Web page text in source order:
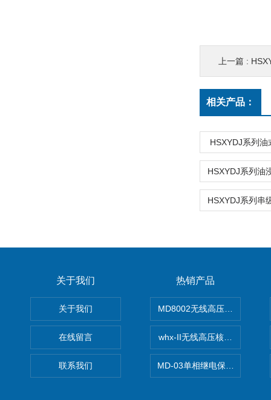
上一篇 :
相关产品：
HSXYDJ系列
关于我们
关于我们
在线留言
联系我们
热销产品
MD8002无线高压核相仪
whx-II无线高压核相仪
MD-03单相继电保护测试仪价